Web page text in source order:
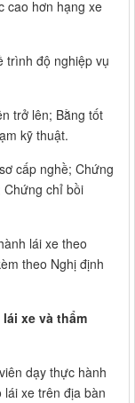
cao hơn hạng xe
trình độ nghiệp vụ
trở lên; Bằng tốt
kỹ thuật.
cấp nghề; Chứng
Chứng chỉ bồi
lái xe theo
theo Nghị định
xe và thẩm
dạy thực hành
lái xe trên địa bàn